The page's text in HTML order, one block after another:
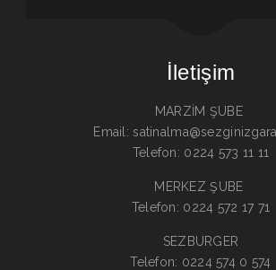
İletişim
MARZİM ŞUBE
Email:
Telefon: 0224 573 11 11
MERKEZ ŞUBE
Telefon: 0224 572 17 71
SEZBURGER
Telefon: 0224 574 0 574